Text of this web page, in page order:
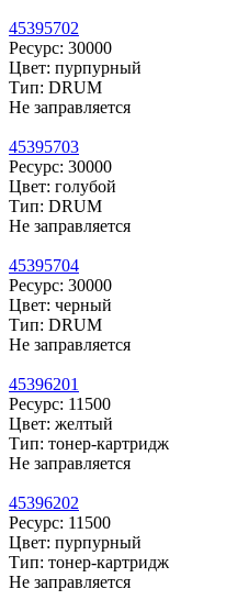
45395702
Ресурс: 30000
Цвет: пурпурный
Тип: DRUM
Не заправляется
45395703
Ресурс: 30000
Цвет: голубой
Тип: DRUM
Не заправляется
45395704
Ресурс: 30000
Цвет: черный
Тип: DRUM
Не заправляется
45396201
Ресурс: 11500
Цвет: желтый
Тип: тонер-картридж
Не заправляется
45396202
Ресурс: 11500
Цвет: пурпурный
Тип: тонер-картридж
Не заправляется